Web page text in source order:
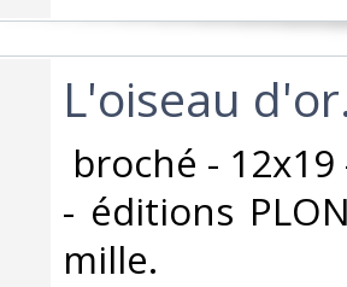
‎L'oiseau
broché -
- éditions
mille.‎